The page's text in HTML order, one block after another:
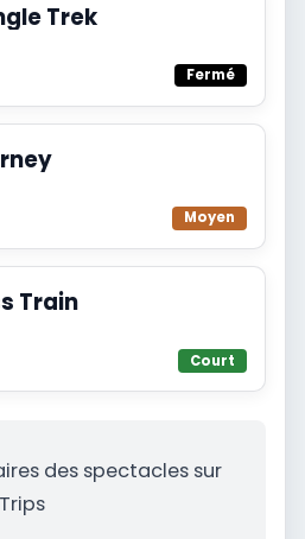
Trek
Fermé
Moyen
Train
Court
des spectacles sur